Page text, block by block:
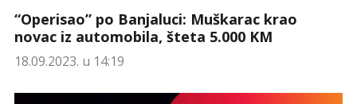
“Operisao” po Banjaluci: Muškarac krao
novac iz automobila, šteta 5.000 KM
18.09.2023. u 14:19